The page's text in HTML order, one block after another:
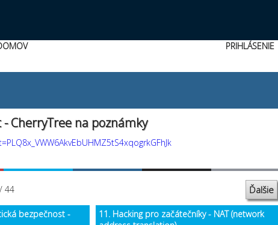
PRIHLÁSENIE
CherryTree na poznámky
44 Ďalšie
bezpečnost -
11. Hacking pro začátečníky - NAT (network